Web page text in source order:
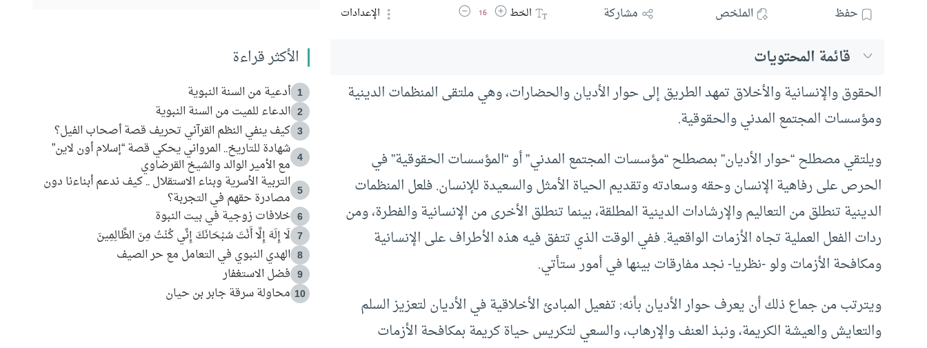
حفظ الملخص مشاركة الخطزيادة حجم الخط
16 تقليل حجم الخط الإعدادات
قائمة المحتويات
الحقوق والإنسانية والأخلاق تمهد الطريق إلى حوار الأديان والحضارات، وهي ملتقى المنظمات الدينية
ومؤسسات المجتمع المدني والحقوقية.
ويلتقي مصطلح “حوار الأديان” بمصطلح “مؤسسات المجتمع المدني” أو “المؤسسات الحقوقية” في
الحرص على رفاهية الإنسان وحقه وسعادته وتقديم الحياة الأمثل والسعيدة للإنسان. فلعل المنظمات
الدينية تنطلق من التعاليم والإرشادات الدينية المطلقة، بينما تنطلق الأخرى من الإنسانية والفطرة، ومن
ردات الفعل العملية تجاه الأزمات الواقعية. ففي الوقت الذي تتفق فيه هذه الأطراف على الإنسانية
ومكافحة الأزمات ولو -نظريا- نجد مفارقات بينها في أمور ستأتي.
ويترتب من جماع ذلك أن يعرف حوار الأديان بأنه: تفعيل المبادئ الأخلاقية في الأديان لتعزيز السلم
والتعايش والعيشة الكريمة، ونبذ العنف والإرهاب، والسعي لتكريس حياة كريمة بمكافحة الأزمات
الأكثر قراءة
1 أدعية من السنة النبوية
2 الدعاء للميت من السنة النبوية
3 كيف ينفي النظم القرآني تحريف قصة أصحاب الفيل؟
4
شهادة للتاريخ.. المرواني يحكي قصة “إسلام أون لاين”
مع الأمير الوالد والشيخ القرضاوي
5
التربية الأسرية وبناء الاستقلال .. كيف ندعم أبناءنا دون
مصادرة حقهم في التجربة؟
6 خلافات زوجية في بيت النبوة
7 لَا إِلَهَ إِلَّا أَنْتَ سُبْحَانَكَ إِنِّي كُنْتُ مِنَ الظَّالِمِينَ
8 الهدي النبوي في التعامل مع حر الصيف
9 فضل الاستغفار
10 محاولة سرقة جابر بن حيان